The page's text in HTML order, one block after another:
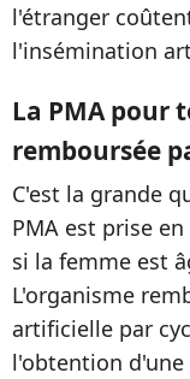
l'étranger
l'insémination
La PMA pour
remboursée
C'est la grande
PMA est prise
si la femme est
L'organisme
artificielle par
l'obtention d'une